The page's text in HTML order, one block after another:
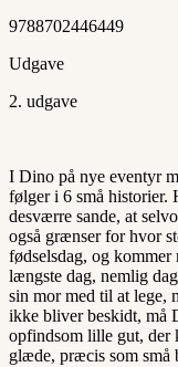
9788702446449
Udgave
2. udgave
I Dino på nye eventyr
følger i 6 små historier.
desværre sande, at
også grænser for hvor
fødselsdag, og
længste dag, nemlig
sin mor med til at lege,
ikke bliver beskidt, må
opfindsom lille gut, der
glæde, præcis som små